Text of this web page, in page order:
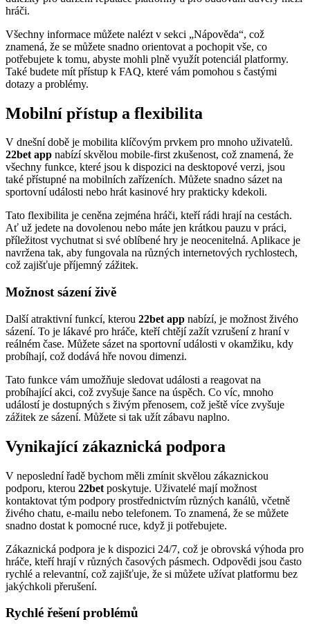
hráči.
Všechny informace můžete nalézt v sekci „Nápověda“, což
znamená, že se můžete snadno orientovat a pochopit vše, co
potřebujete k tomu, abyste mohli plně využít potenciál platformy.
Také budete mít přístup k FAQ, které vám pomohou s častými
dotazy a problémy.
Mobilní přístup a flexibilita
V dnešní době je mobilita klíčovým prvkem pro mnoho uživatelů.
22bet app nabízí skvělou mobile-first zkušenost, což znamená, že
všechny funkce, které jsou k dispozici na desktopové verzi, jsou
také přístupné na mobilních zařízeních. Můžete snadno sázet na
sportovní události nebo hrát kasinové hry prakticky kdekoli.
Tato flexibilita je ceněna zejména hráči, kteří rádi hrají na cestách.
Ať už jedete na dovolenou nebo máte jen krátkou pauzu v práci,
příležitost vychutnat si své oblíbené hry je neocenitelná. Aplikace je
navržena tak, aby fungovala na různých internetových rychlostech,
což zajišťuje příjemný zážitek.
Možnost sázení živě
Další atraktivní funkcí, kterou 22bet app nabízí, je možnost živého
sázení. To je lákavé pro hráče, kteří chtějí zažít vzrušení z hraní v
reálném čase. Můžete sázet na sportovní události v okamžiku, kdy
probíhají, což dodává hře novou dimenzi.
Tato funkce vám umožňuje sledovat události a reagovat na
probíhající akci, což zvyšuje šance na úspěch. Co víc, mnoho
událostí je dostupných s živým přenosem, což ještě více zvyšuje
zážitek ze sázení. Můžete si tak užít zábavu naplno.
Vynikající zákaznická podpora
V neposlední řadě bychom měli zmínit skvělou zákaznickou
podporu, kterou 22bet poskytuje. Uživatelé mají možnost
kontaktovat tým podpory prostřednictvím různých kanálů, včetně
živého chatu, e-mailu nebo telefonem. To znamená, že se můžete
snadno dostat k pomocné ruce, když ji potřebujete.
Zákaznická podpora je k dispozici 24/7, což je obrovská výhoda pro
hráče, kteří hrají v různých časových pásmech. Odpovědi jsou často
rychlé a relevantní, což zajišťuje, že si můžete užívat platformu bez
jakýchkoli přerušení.
Rychlé řešení problémů